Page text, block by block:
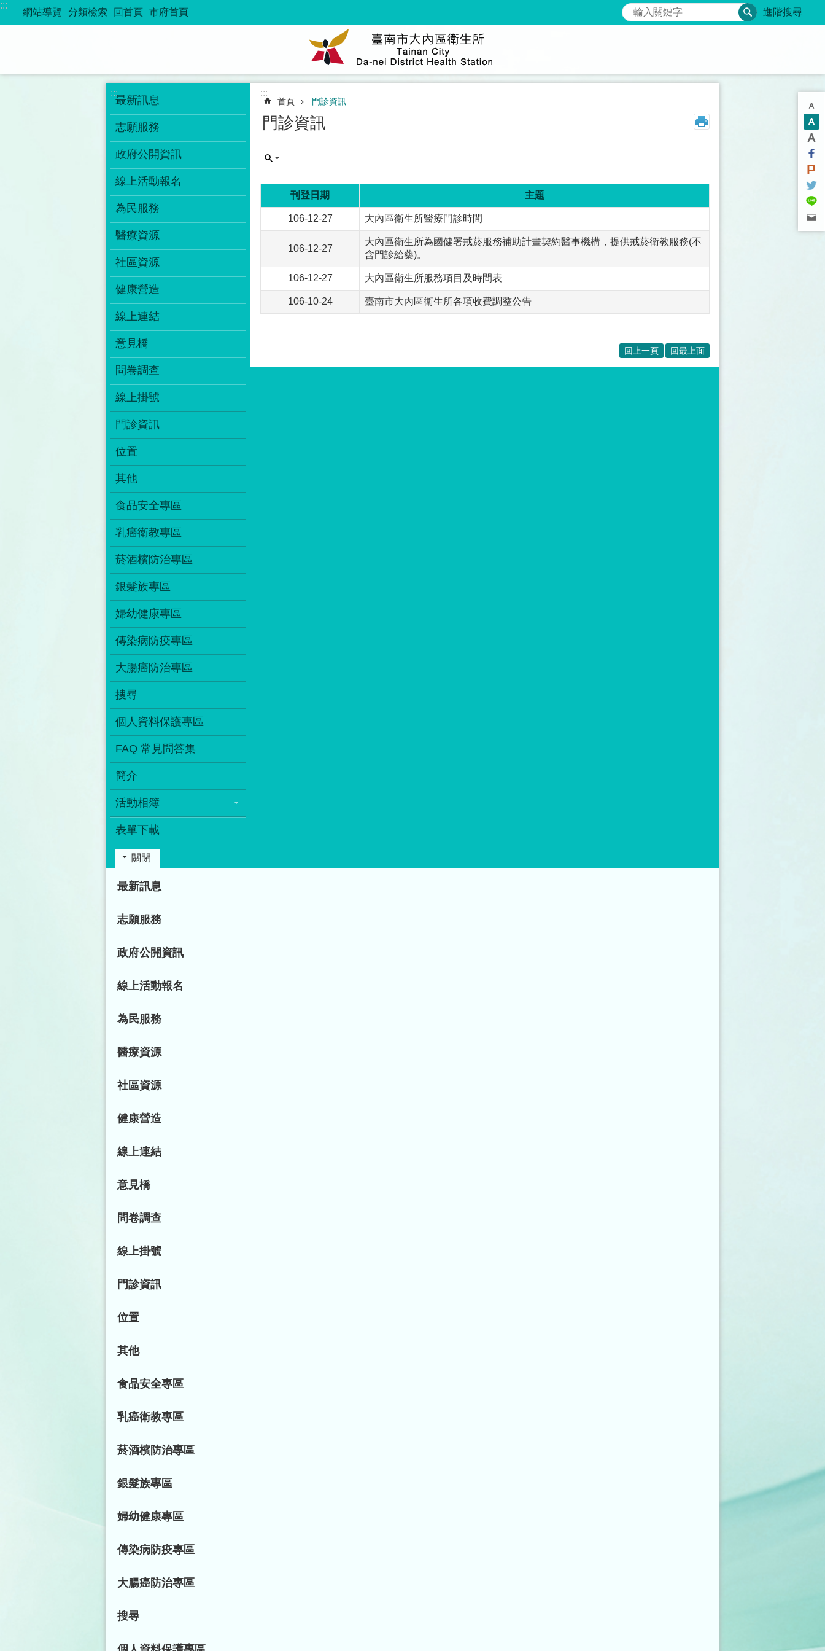
跳到主要內容區塊
:::
網站導覽 分類檢索 回首頁 市府首頁 搜尋 進階搜尋
:::
最新訊息
志願服務
政府公開資訊
線上活動報名
為民服務
醫療資源
社區資源
健康營造
線上連結
意見橋
問卷調查
線上掛號
門診資訊
位置
其他
食品安全專區
乳癌衛教專區
菸酒檳防治專區
銀髮族專區
婦幼健康專區
傳染病防疫專區
大腸癌防治專區
搜尋
個人資料保護專區
FAQ 常見問答集
簡介
活動相簿
表單下載
:::
首頁 門診資訊
門診資訊
刊登日期 主題
106-12-27 大內區衛生所醫療門診時間
106-12-27
大內區衛生所為國健署戒菸服務補助計畫契約醫事機構，提供戒菸衛教服務(不
含門診給藥)。
106-12-27 大內區衛生所服務項目及時間表
106-10-24 臺南市大內區衛生所各項收費調整公告
回上一頁 回最上面
關閉
最新訊息
志願服務
政府公開資訊
線上活動報名
為民服務
醫療資源
社區資源
健康營造
線上連結
意見橋
問卷調查
線上掛號
門診資訊
位置
其他
食品安全專區
乳癌衛教專區
菸酒檳防治專區
銀髮族專區
婦幼健康專區
傳染病防疫專區
大腸癌防治專區
搜尋